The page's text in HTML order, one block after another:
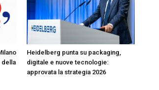
della
Heidelberg punta su packaging,
digitale e nuove tecnologie:
approvata la strategia 2026